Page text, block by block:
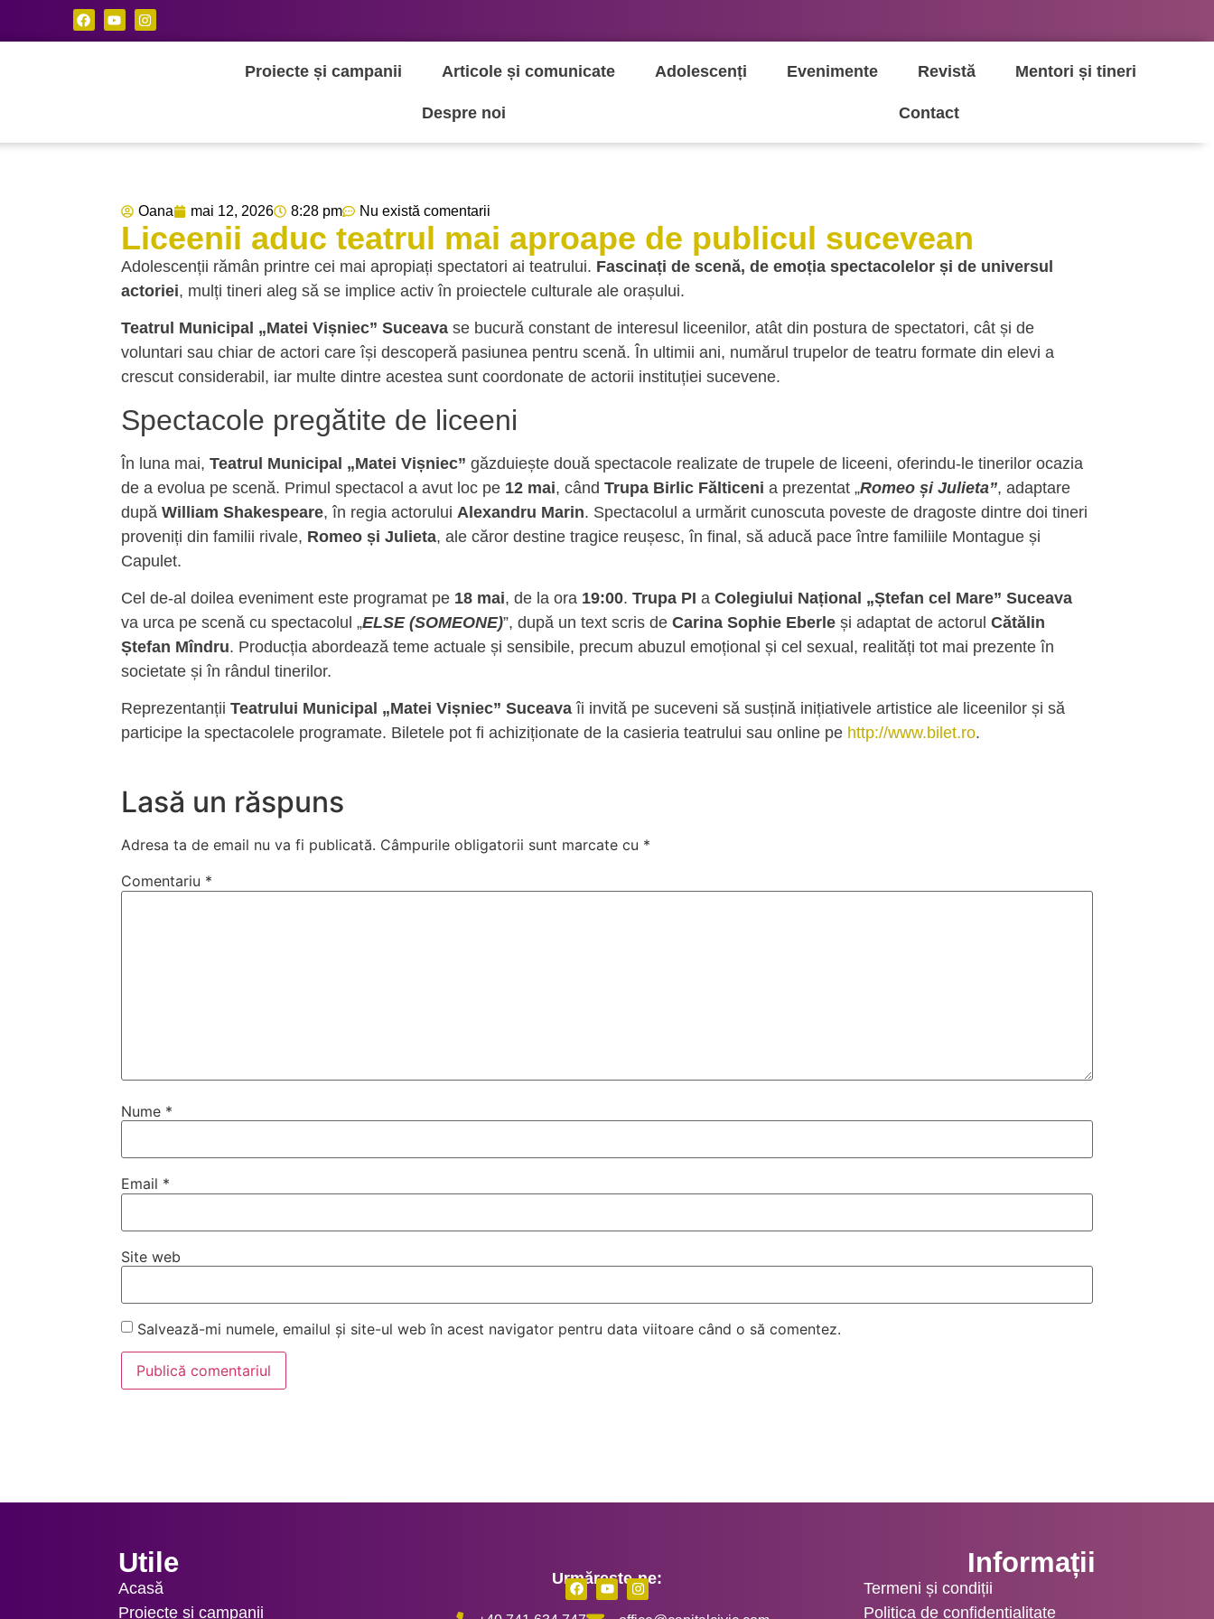
Proiecte și campanii Articole și comunicate Adolescenți Evenimente Revistă Mentori și tineri
Despre noi Contact
Oana mai 12, 2026 8:28 pm Nu există comentarii
Liceenii aduc teatrul mai aproape de publicul sucevean
Adolescenții rămân printre cei mai apropiați spectatori ai teatrului. Fascinați de scenă, de emoția spectacolelor și de universul
actoriei, mulți tineri aleg să se implice activ în proiectele culturale ale orașului.
Teatrul Municipal „Matei Vișniec” Suceava se bucură constant de interesul liceenilor, atât din postura de spectatori, cât și de
voluntari sau chiar de actori care își descoperă pasiunea pentru scenă. În ultimii ani, numărul trupelor de teatru formate din elevi a
crescut considerabil, iar multe dintre acestea sunt coordonate de actorii instituției sucevene.
Spectacole pregătite de liceeni
În luna mai,Teatrul Municipal „Matei Vișniec”găzduiește două spectacole realizate de trupele de liceeni, oferindu-le tinerilor ocazia
de a evolua pe scenă. Primul spectacol a avut loc pe 12 mai, cândTrupa Birlic Fălticeni a prezentat „Romeo și Julieta”, adaptare
dupăWilliam Shakespeare, în regia actorului Alexandru Marin. Spectacolul a urmărit cunoscuta poveste de dragoste dintre doi tineri
proveniți din familii rivale, Romeo și Julieta, ale căror destine tragice reușesc, în final, să aducă pace între familiile Montague și
Capulet.
Cel de-al doilea eveniment este programat pe 18 mai, de la ora 19:00.Trupa PI aColegiului Național „Ștefan cel Mare” Suceava
va urca pe scenă cu spectacolul „ELSE (SOMEONE)”, după un text scris deCarina Sophie Eberle și adaptat de actorul Cătălin
Ștefan Mîndru. Producția abordează teme actuale și sensibile, precum abuzul emoțional și cel sexual, realități tot mai prezente în
societate și în rândul tinerilor.
ReprezentanțiiTeatrului Municipal „Matei Vișniec” Suceavaîi invită pe suceveni să susțină inițiativele artistice ale liceenilor și să
participe la spectacolele programate. Biletele pot fi achiziționate de la casieria teatrului sau online pe http://www.bilet.ro.
Lasă un răspuns
Adresa ta de email nu va fi publicată. Câmpurile obligatorii sunt marcate cu *
Comentariu *
Nume *
Email *
Site web
Salvează-mi numele, emailul și site-ul web în acest navigator pentru data viitoare când o să comentez.
Utile
Acasă
Proiecte și campanii
Urmărește-ne: Informații
Termeni și condiții
Politica de confidențialitate